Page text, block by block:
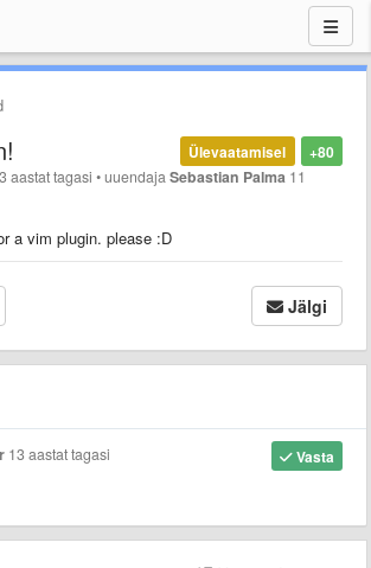
+80
Ülevaatamisel
aastat tagasi •uuendajaSebastian Palma 11
a vim plugin. please :D
Jälgi
Vasta
13 aastat tagasi